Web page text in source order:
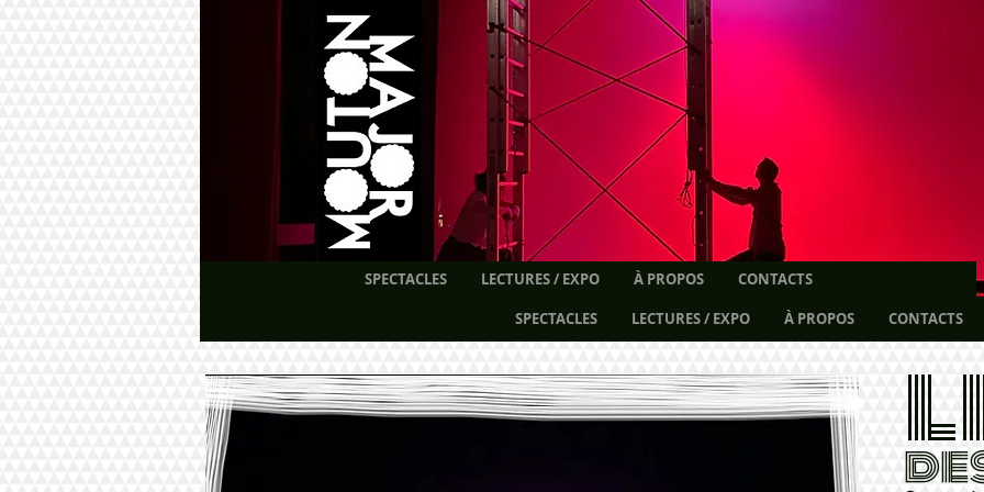
SPECTACLES LECTURES / EXPO À PROPOS CONTACTS
SPECTACLES LECTURES / EXPO À PROPOS CONTACTS